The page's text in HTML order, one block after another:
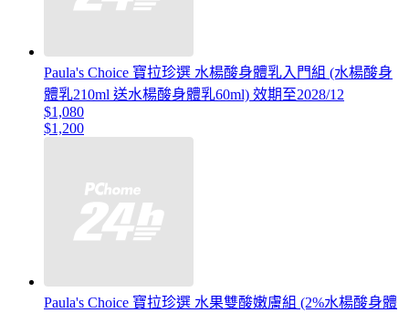
Paula's Choice 寶拉珍選 水楊酸身體乳入門組 (水楊酸身
體乳210ml 送水楊酸身體乳60ml) 效期至2028/12
$1,080
$1,200
Paula's Choice 寶拉珍選 水果雙酸嫩膚組 (2%水楊酸身體